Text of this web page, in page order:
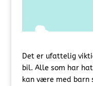
Det er ufattelig
bil. Alle som har
kan være med barn